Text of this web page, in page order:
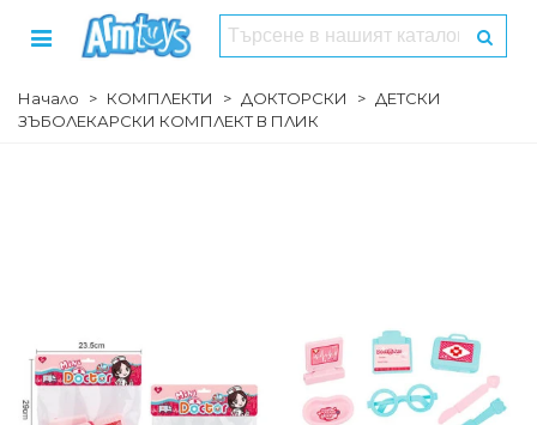
Начало > КОМПЛЕКТИ > ДОКТОРСКИ > ДЕТСКИ
ЗЪБОЛЕКАРСКИ КОМПЛЕКТ В ПЛИК